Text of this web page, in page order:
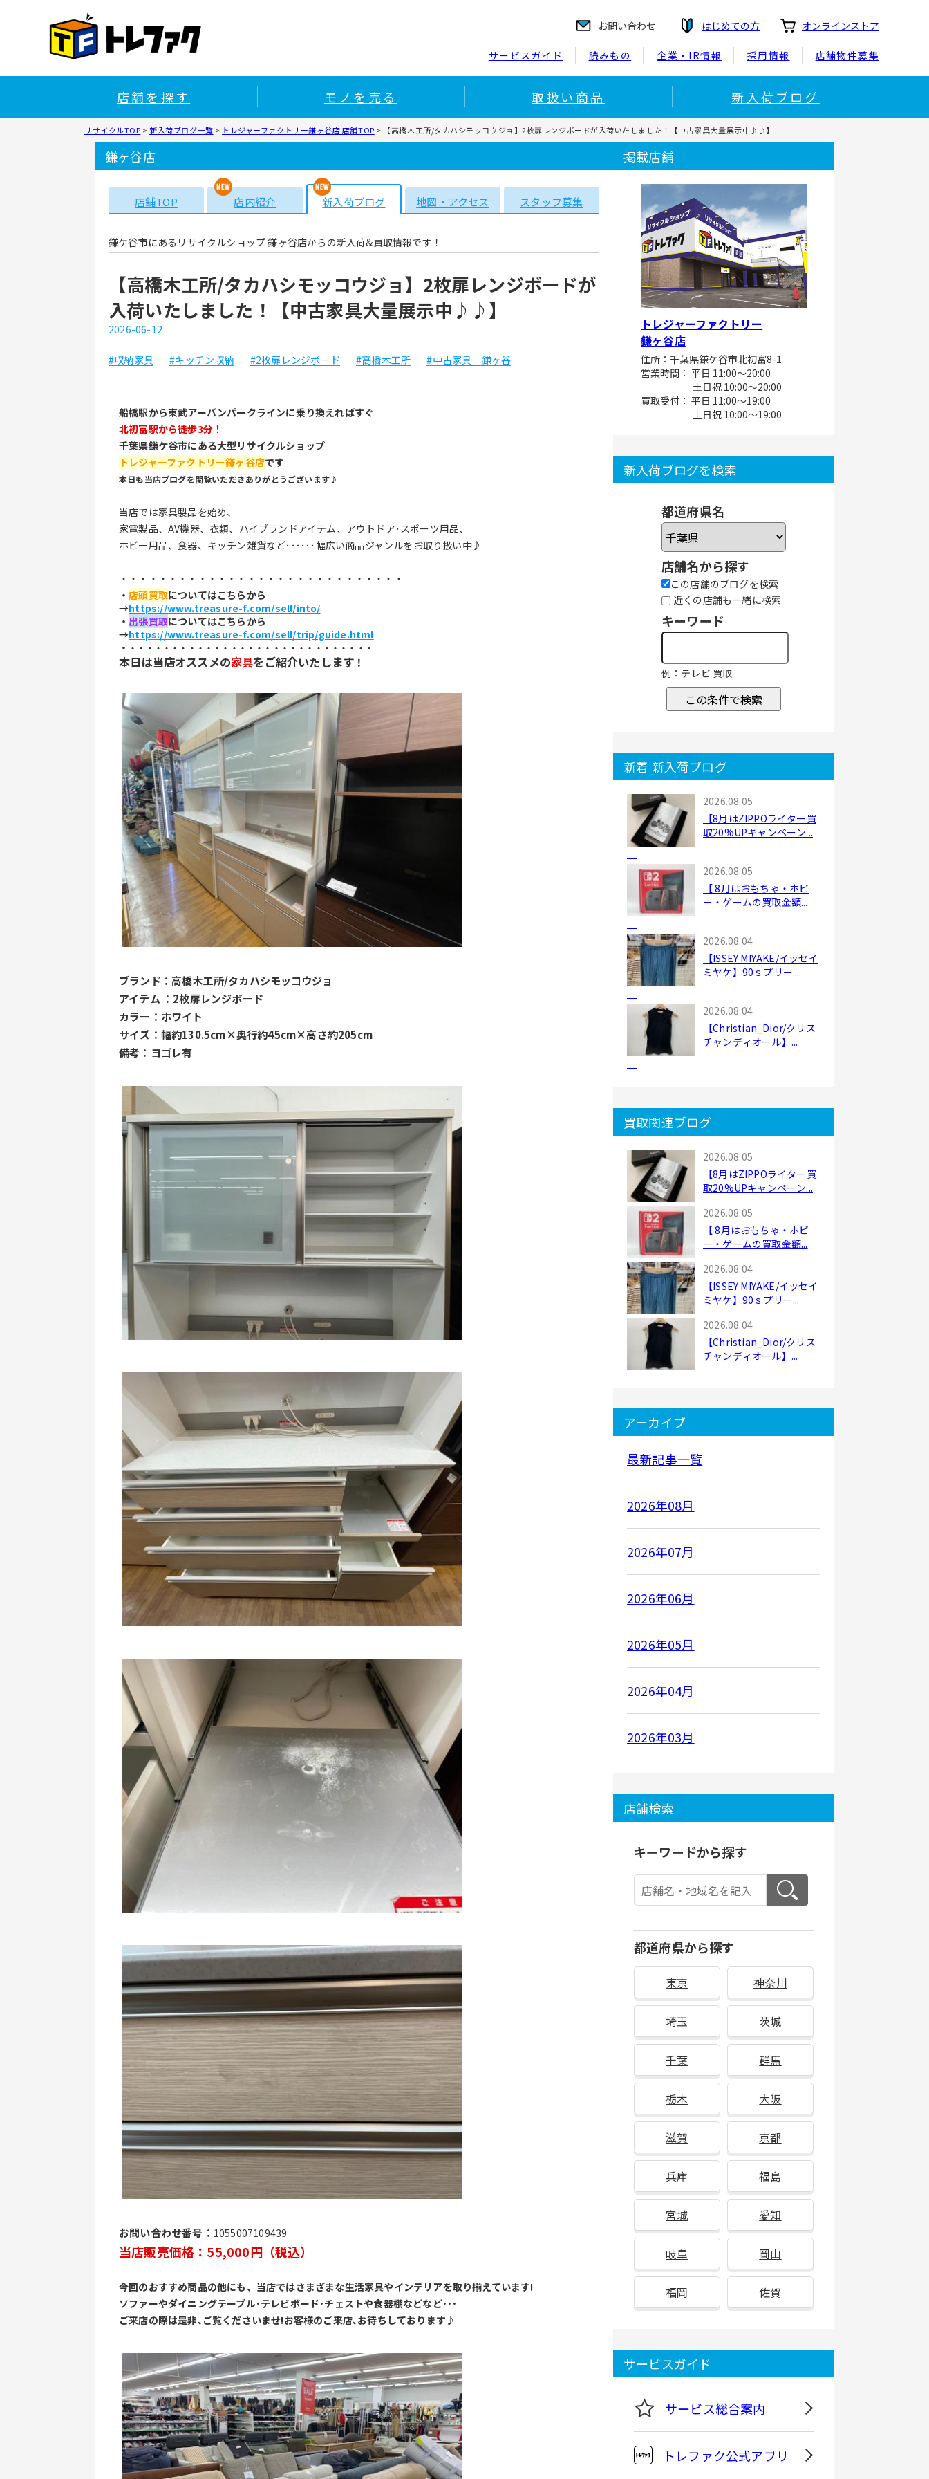
お問い合わせ はじめての方 オンラインストア
サービスガイド 読みもの 企業・IR情報 採用情報 店舗物件募集
店舗を探す モノを売る 取扱い商品 新入荷ブログ
リサイクルTOP >新入荷ブログ一覧 > トレジャーファクトリー鎌ヶ谷店 店舗TOP > 【高橋木工所/タカハシモッコウジョ】2枚扉レンジボードが入荷いたしました！【中古家具大量展示中♪♪】
鎌ヶ谷店
店舗TOP 店内紹介 新入荷ブログ 地図・アクセス スタッフ募集
鎌ケ谷市にあるリサイクルショップ 鎌ヶ谷店からの新入荷&買取情報です！
【高橋木工所/タカハシモッコウジョ】2枚扉レンジボードが
入荷いたしました！【中古家具大量展示中♪♪】
2026-06-12
#収納家具 #キッチン収納 #2枚扉レンジボード #高橋木工所 #中古家具 鎌ヶ谷
船橋駅から東武アーバンパークラインに乗り換えればすぐ
北初富駅から徒歩3分！
千葉県鎌ケ谷市にある大型リサイクルショップ
トレジャーファクトリー鎌ヶ谷店です
本日も当店ブログを閲覧いただきありがとうございます♪
当店では家具製品を始め、
家電製品、AV機器、衣類、ハイブランドアイテム、アウトドア･スポーツ用品、
ホビー用品、食器、キッチン雑貨など･･････幅広い商品ジャンルをお取り扱い中♪
・・・・・・・・・・・・・・・・・・・・・・・・・・・・・
・店頭買取についてはこちらから
→https://www.treasure-f.com/sell/into/
・ 出張買取についてはこちらから
→https://www.treasure-f.com/sell/trip/guide.html
・ ・・・・・・・・・・・・・・・・・・・・・・・・・・・・・
本日は当店オススメの家具をご紹介いたします ！
ブランド：高橋木工所/タカハシモッコウジョ
アイテム ：2枚扉レンジボード
カラー：ホワイト
サイズ：幅約130.5cm×奥行約45cm×高さ約205cm
備考：ヨゴレ有
お問い合わせ番号： 1055007109439
当店販売価格：55,000円（税込）
今回のおすすめ商品の他にも、当店ではさまざまな生活家具やインテリアを取り揃えています!
ソファーやダイニングテーブル･テレビボード･チェストや食器棚などなど･･･
ご来店の際は是非､ご覧くださいませ!お客様のご来店､お待ちしております♪
掲載店舗
トレジャーファクトリー
鎌ヶ谷店
住所：千葉県鎌ケ谷市北初富8-1
営業時間： 平日 11:00～20:00
土日祝 10:00～20:00
買取受付： 平日 11:00～19:00
土日祝 10:00～19:00
新入荷ブログを検索
都道府県名
店舗名から探す
この店舗のブログを検索
近くの店舗も一緒に検索
キーワード
例：テレビ 買取
この条件で検索
新着 新入荷ブログ
2026.08.05
【8月はZIPPOライター買
取20%UPキャンペーン...
2026.08.05
【 8月はおもちゃ・ホビ
ー・ゲームの買取金額...
2026.08.04
【ISSEY MIYAKE/イッセイ
ミヤケ】90ｓプリー...
2026.08.04
【Christian_Dior/クリス
チャンディオール】...
買取関連ブログ
2026.08.05
【8月はZIPPOライター買
取20%UPキャンペーン...
2026.08.05
【 8月はおもちゃ・ホビ
ー・ゲームの買取金額...
2026.08.04
【ISSEY MIYAKE/イッセイ
ミヤケ】90ｓプリー...
2026.08.04
【Christian_Dior/クリス
チャンディオール】...
アーカイブ
最新記事一覧
2026年08月
2026年07月
2026年06月
2026年05月
2026年04月
2026年03月
店舗検索
キーワードから探す
都道府県から探す
東京 神奈川
埼玉 茨城
千葉 群馬
栃木 大阪
滋賀 京都
兵庫 福島
宮城 愛知
岐阜 岡山
福岡 佐賀
サービスガイド
サービス総合案内
トレファク公式アプリ